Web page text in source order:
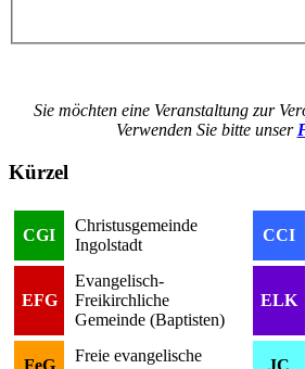
Sie möchten eine Veranstaltung zur
Verwenden Sie bitte unser
Kürzel
CGI
Christusgemeinde
Ingolstadt
CCI
EFG
Evangelisch-
Freikirchliche
Gemeinde (Baptisten)
ELK
FeG
Freie evangelische
JC